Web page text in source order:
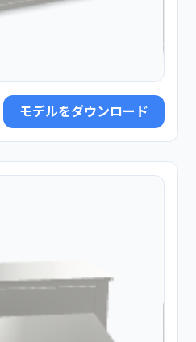
モデルをダウンロード